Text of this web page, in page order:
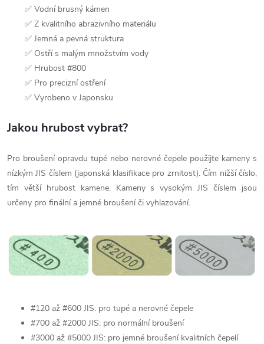
✅ Vodní brusný kámen
✅ Z kvalitního abrazivního materiálu
✅ Jemná a pevná struktura
✅ Ostří s malým množstvím vody
✅ Hrubost #800
✅ Pro precizní ostření
✅ Vyrobeno v Japonsku
Jakou hrubost vybrat?
Pro broušení opravdu tupé nebo nerovné čepele použijte kameny s
nízkým JIS číslem (japonská klasifikace pro zrnitost). Čím nižší číslo,
tím větší hrubost kamene. Kameny s vysokým JIS číslem jsou
určeny pro finální a jemné broušení či vyhlazování.
#120 až #600 JIS: pro tupé a nerovné čepele
#700 až #2000 JIS: pro normální broušení
#3000 až #5000 JIS: pro jemné broušení kvalitních čepelí